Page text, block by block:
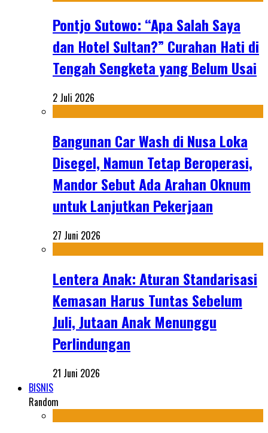
Pontjo Sutowo: “Apa Salah Saya
dan Hotel Sultan?” Curahan Hati di
Tengah Sengketa yang Belum Usai
2 Juli 2026
Bangunan Car Wash di Nusa Loka
Disegel, Namun Tetap Beroperasi,
Mandor Sebut Ada Arahan Oknum
untuk Lanjutkan Pekerjaan
27 Juni 2026
Lentera Anak: Aturan Standarisasi
Kemasan Harus Tuntas Sebelum
Juli, Jutaan Anak Menunggu
Perlindungan
21 Juni 2026
BISNIS
Random